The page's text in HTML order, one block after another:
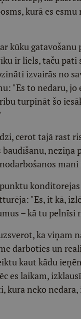
kurā es
kūku gatavošanu
ir liels, taču pati
izvairās no
"Es to nedaru,
turpināt šo
cerot tajā rast
neziņa
"Es, it kā,
– kā tu pelnīsi
ka viņam
darboties un
kaut kādu
es laikam,
kura neko